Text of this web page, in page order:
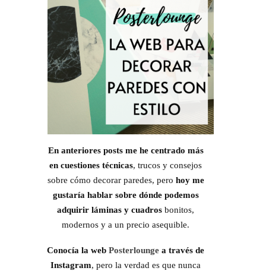
En anteriores posts me he centrado más
en cuestiones técnicas, trucos y consejos
sobre cómo decorar paredes, pero hoy me
gustaría hablar sobre dónde podemos
adquirir láminas y cuadros bonitos,
modernos y a un precio asequible.
Conocía la web Posterlounge a través de
Instagram, pero la verdad es que nunca